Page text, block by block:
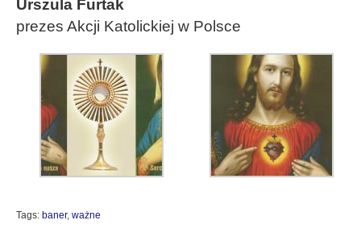
Urszula Furtak
prezes Akcji Katolickiej w Polsce
Tags: baner, ważne